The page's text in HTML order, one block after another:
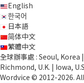
English
한국어
日本語
简体中文
繁體中文
全球辦事處 : Seoul,
Richmond, U.K. | Iowa,
Wordvice © 2012-2026.